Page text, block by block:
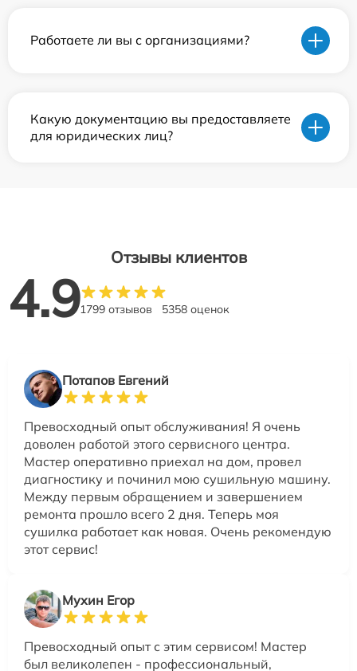
Работаете ли вы с организациями?
Какую документацию вы предоставляете
для юридических лиц?
Отзывы клиентов
4.91799 отзывов 5358 оценок
Потапов Евгений
Превосходный опыт обслуживания! Я очень
доволен работой этого сервисного центра.
Мастер оперативно приехал на дом, провел
диагностику и починил мою сушильную машину.
Между первым обращением и завершением
ремонта прошло всего 2 дня. Теперь моя
сушилка работает как новая. Очень рекомендую
этот сервис!
Мухин Егор
Превосходный опыт с этим сервисом! Мастер
был великолепен - профессиональный,